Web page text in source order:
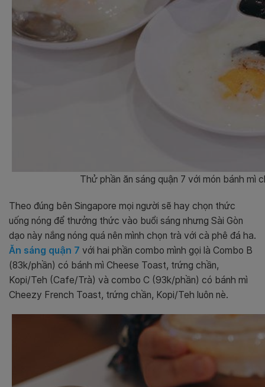
Thử phần ăn sáng quận 7 với món bánh
Theo đúng bên Singapore mọi người sẽ hay chọn thức
uống nóng để thưởng thức vào buổi sáng nhưng Sài Gòn
dạo này nắng nóng quá nên mình chọn trà với cà phê đá ha.
Ăn sáng quận 7 với hai phần combo mình gọi là Combo B
(83k/phần) có bánh mì Cheese Toast, trứng chần,
Kopi/Teh (Cafe/Trà) và combo C (93k/phần) có bánh mì
Cheezy French Toast, trứng chần, Kopi/Teh luôn nè.